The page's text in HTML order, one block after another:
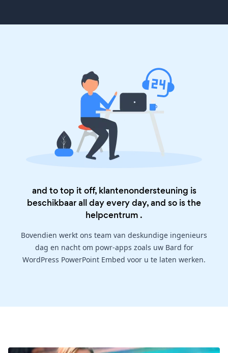
and to top it off, klantenondersteuning is
beschikbaar all day every day, and so is the
helpcentrum .
Bovendien werkt ons team van deskundige ingenieurs
dag en nacht om powr-apps zoals uw Bard for
WordPress PowerPoint Embed voor u te laten werken.